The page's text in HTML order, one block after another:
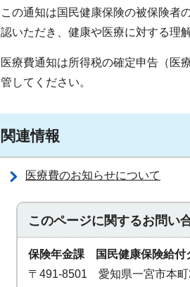
この通知は国民健康保険の被保険者
認いただき、健康や医療に対する理
医療費通知は所得税の確定申告（医
管してください。
関連情報
医療費のお知らせについて
このページに関するお問い
保険年金課 国民健康保険給付
〒491-8501 愛知県一宮市本